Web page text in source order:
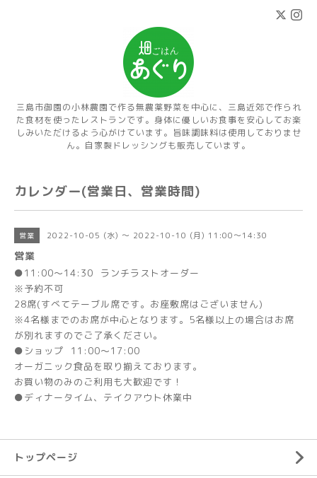
三島市御園の小林農園で作る無農薬野菜を中心に、三島近郊で作られ
た食材を使ったレストランです。身体に優しいお食事を安心してお楽
しみいただけるよう心がけています。旨味調味料は使用しておりませ
ん。自家製ドレッシングも販売しています。
カレンダー(営業日、営業時間)
営業 2022-10-05 (水) ～ 2022-10-10 (月) 11:00～14:30
営業
●11:00～14:30 ランチラストオーダー
※予約不可
28席(すべてテーブル席です。お座敷席はございません)
※4名様までのお席が中心となります。5名様以上の場合はお席
が別れますのでご了承ください。
●ショップ 11:00～17:00
オーガニック食品を取り揃えております。
お買い物のみのご利用も大歓迎です！
●ディナータイム、テイクアウト休業中
トップページ